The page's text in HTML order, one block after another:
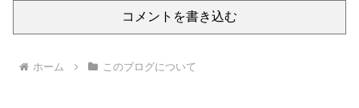
コメントを書き込む
ホーム このブログについて